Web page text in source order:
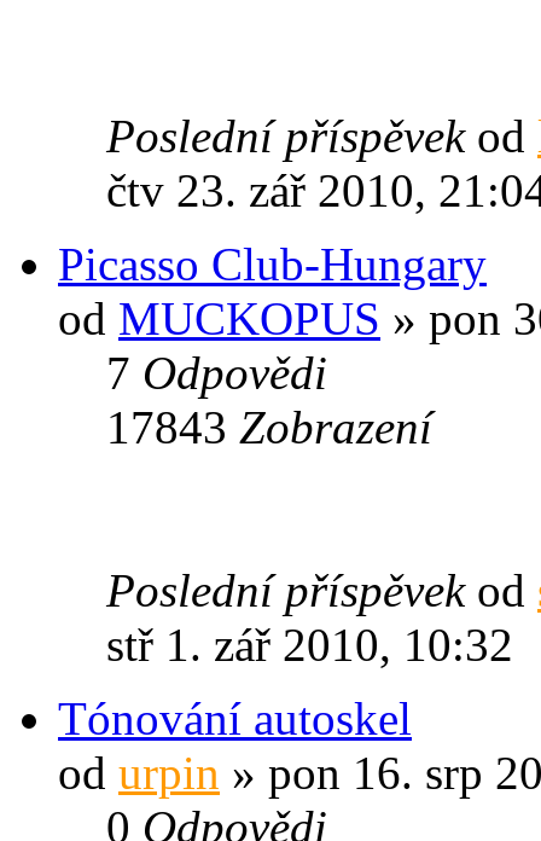
Poslední příspěvek od
čtv 23. zář 2010,
Picasso Club-Hungary
od MUCKOPUS » pon
7 Odpovědi
17843 Zobrazení
Poslední příspěvek od
stř 1. zář 2010, 10:32
Tónování autoskel
od urpin » pon 16. srp
0 Odpovědi